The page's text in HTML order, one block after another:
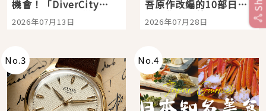
機會！「DiverCity
Tokyo Plaza」搭船、
購物、美食及夜景，一
2026年07月13日
吾原作改編的10部日本
影視作品推薦
2026年07月28日
No.3 No.4